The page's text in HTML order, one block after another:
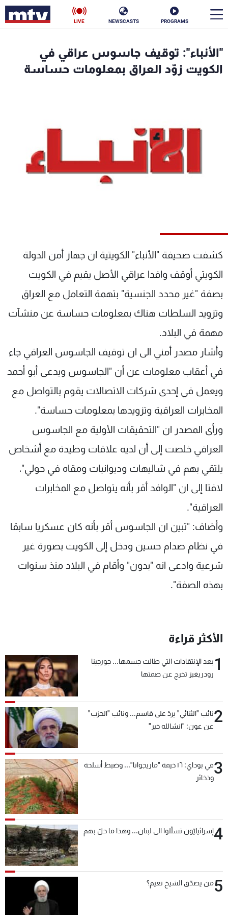
PROGRAMS
NEWSCASTS
LIVE
"الأنباء": توقيف جاسوس عراقي في
الكويت زوّد العراق بمعلومات حساسة
كشفت صحيفة "الأنباء" الكويتية ان جهاز أمن الدولة
الكويتي أوقف وافدا عراقي الأصل يقيم في الكويت
بصفة "غير محدد الجنسية" بتهمة التعامل مع العراق
وتزويد السلطات هناك بمعلومات حساسة عن منشآت
مهمة في البلاد.
وأشار مصدر أمني الى ان توقيف الجاسوس العراقي جاء
في أعقاب معلومات عن أن "الجاسوس ويدعى أبو أحمد
ويعمل في إحدى شركات الاتصالات يقوم بالتواصل مع
المخابرات العراقية وتزويدها بمعلومات حساسة".
ورأى المصدر ان "التحقيقات الأولية مع الجاسوس
العراقي خلصت إلى أن لديه علاقات وطيدة مع أشخاص
يلتقي بهم في شاليهات وديوانيات ومقاه في حولي"،
لافتا إلى ان "الوافد أقر بأنه يتواصل مع المخابرات
العراقية".
وأضاف: "تبين ان الجاسوس أقر بأنه كان عسكريا سابقا
في نظام صدام حسين ودخل إلى الكويت بصورة غير
شرعية وادعى انه "بدون" وأقام في البلاد منذ سنوات
بهذه الصفة".
الأكثر قراءة
1بعد الإنتقادات التي طالت جسمها... جورجينا
رودريغيز تخرج عن صمتها
2نائب "الثنائي" يردّ على قاسم... ونائب "الحزب"
عن عون: "انشالله خير"
3
في بوداي: ١٦ خيمة "ماريجوانا"... وضبط أسلحة
وذخائر
4إسرائيليّون تسلّلوا الى لبنان... وهذا ما حلّ بهم
5من يصدّق الشيخ نعيم؟
الأخبار
رياضة
الترددات
الإنـتـاج
لاعلاناتكم
تواصل معنا
شروط الإسـتخدام
سياسة الخصوصية